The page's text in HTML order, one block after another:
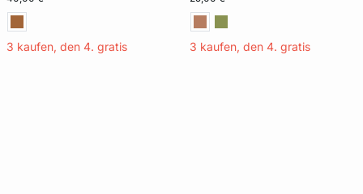
3 kaufen, den 4. gratis 3 kaufen, den 4. gratis